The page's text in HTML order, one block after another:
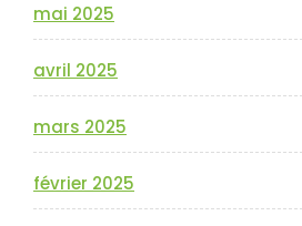
mai 2025
avril 2025
mars 2025
février 2025